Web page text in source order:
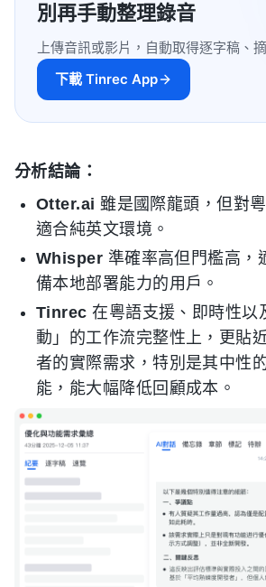
別再手動整理錄音
上傳音訊或影片，自動取得逐字稿、
下載 Tinrec App
分析結論：
Otter.ai 雖是國際龍頭，但對
適合純英文環境。
Whisper 準確率高但門檻高，
備本地部署能力的用戶。
Tinrec 在粵語支援、即時性以
動」的工作流完整性上，更貼
者的實際需求，特別是其中性
能，能大幅降低回顧成本。